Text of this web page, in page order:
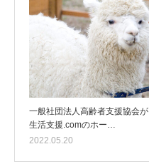
一般社団法人高齢者支援協会が
生活支援.comのホー…
2022.05.20